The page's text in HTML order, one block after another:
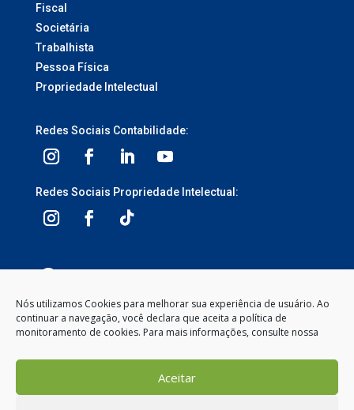
Nós utilizamos Cookies para melhorar sua experiência de usuário. Ao
continuar a navegação, você declara que aceita a política de
monitoramento de cookies. Para mais informações, consulte nossa
Aceitar
Fiscal
Societária
Trabalhista
Pessoa Física
Propriedade Intelectual
Redes Sociais Contabilidade:
Redes Sociais Propriedade Intelectual:
Segunda à Sexta-feira
8:00 às 12:00 – 13:30 às 18:00